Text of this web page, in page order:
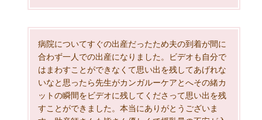
病院についてすぐの出産だったため夫の到着が間に
合わず一人での出産になりました。ビデオも自分で
はまわすことができなくて思い出を残してあげれな
いなと思ったら先生がカンガルーケアとへその緒カ
ットの瞬間をビデオに残してくださって思い出を残
すことができました。本当にありがとうございま